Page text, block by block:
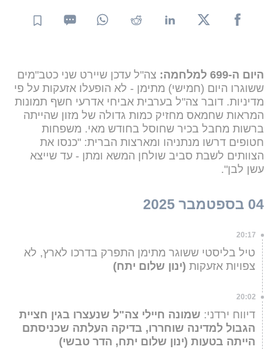
היום ה-699 למלחמה:
צה"ל עדכן שיירט שני כטב"מים
ששוגרו היום (חמישי) מתימן - לא הופעלו אזעקות על פי
מדיניות. דובר צה"ל בערבית אביחי אדרעי חשף תמונות
המראות שחמאס מחזיק כמות גדולה של מזון שהייתה
ברשות מחבל בכיר שחוסל בחודש מאי. משפחות
חטופים דרשו מנתניהו ומארצות הברית: "כנסו את
הצוותים לשבת סביב שולחן המשא ומתן - עד שייצא
עשן לבן".
04 בספטמבר 2025
20:17
טיל בליסטי ששוגר מתימן התפרק בדרכו לארץ, לא
צפויות אזעקות(ינון שלום יתח)
20:02
דיווח ירדני: שמונה חיילי צה"ל שנעצרו בגין חציית
הגבול למדינה שוחררו, בדיקה העלתה שכניסתם
הייתה בטעות (ינון שלום יתח, הדר טבשי)